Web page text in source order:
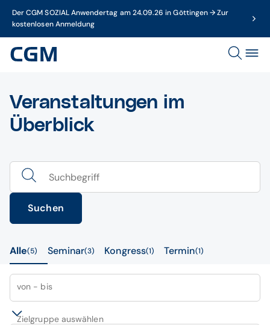
Der CGM SOZIAL Anwendertag am 24.09.26 in Göttingen → Zur
kostenlosen Anmeldung
Veranstaltungen im
Überblick
Suchen
Alle 5 Seminar 3 Kongress 1 Termin 1
von - bis
Zielgruppe auswählen